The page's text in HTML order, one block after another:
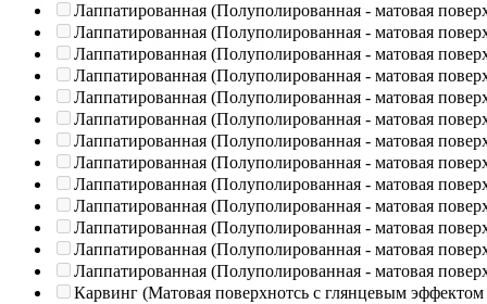
Лаппатированная (Полуполированная - матовая
Лаппатированная (Полуполированная - матовая
Лаппатированная (Полуполированная - матовая
Лаппатированная (Полуполированная - матовая
Лаппатированная (Полуполированная - матовая
Лаппатированная (Полуполированная - матовая
Лаппатированная (Полуполированная - матовая
Лаппатированная (Полуполированная - матовая
Лаппатированная (Полуполированная - матовая
Лаппатированная (Полуполированная - матовая
Лаппатированная (Полуполированная - матовая
Лаппатированная (Полуполированная - матовая
Лаппатированная (Полуполированная - матовая
Карвинг (Матовая поверхнотсь с глянцевым эффектом